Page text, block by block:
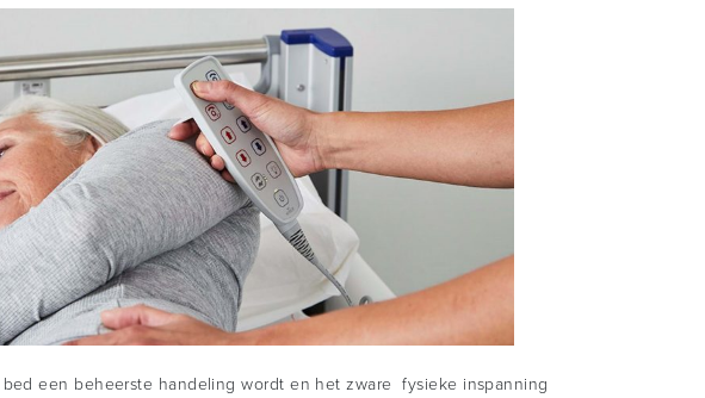
een beheerste handeling wordt en het zware fysieke inspanning